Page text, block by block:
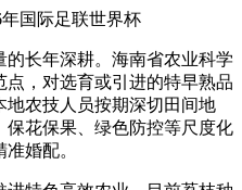
年国际足联世界杯
长年深耕。海南省农业科学
，对选育或引进的特早熟品
农技人员按期深切田间地
花保果、绿色防控等尺度化
婚配。